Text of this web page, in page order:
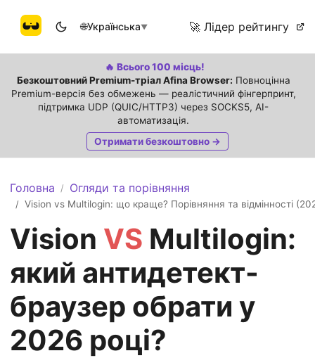
🌐Українська▼ 🚀 Лідер рейтингу
🔥 Всього 100 місць!
Безкоштовний Premium-тріал Afina Browser: Повноцінна
Premium-версія без обмежень — реалістичний фінгерпринт,
підтримка UDP (QUIC/HTTP3) через SOCKS5, AI-
автоматизація.
Отримати безкоштовно →
Головна / Огляди та порівняння
/ Vision vs Multilogin: що краще? Порівняння та відмінності
Vision VS Multilogin:
який антидетект-
браузер обрати у
2026 році?